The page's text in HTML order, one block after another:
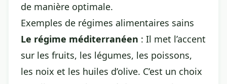
de manière optimale.
Exemples de régimes alimentaires sains
Le régime méditerranéen : Il met l’accent
sur les fruits, les légumes, les poissons,
les noix et les huiles d’olive. C’est un choix